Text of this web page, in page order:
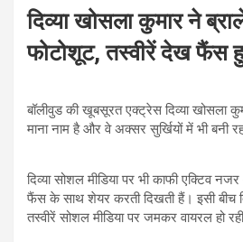
दिव्या खोसला कुमार ने
फोटोशूट, तस्वीरें देख फैंस
बॉलीवुड की खूबसूरत एक्ट्रेस दिव्या खोसला
माना नाम है और वे अक्सर सुर्खियों में भी बनी
दिव्या सोशल मीडिया पर भी काफी एक्टिव
फैंस के साथ शेयर करती दिखती हैं। इसी बीच
तस्वीरें सोशल मीडिया पर जमकर वायरल हो